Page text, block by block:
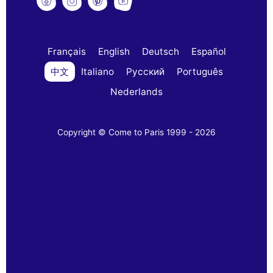
Français English Deutsch
Español
中文
Italiano Русский
Português
Nederlands
Copyright © Come to Paris 1999 - 2026